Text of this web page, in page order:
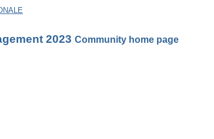
2023 Community home page